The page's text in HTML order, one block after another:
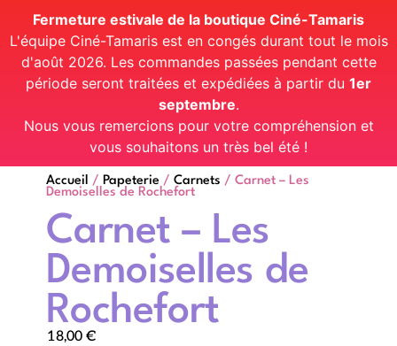
Fermeture estivale de la boutique Ciné-Tamaris
L'équipe Ciné-Tamaris est en congés durant tout le mois
d'août 2026. Les commandes passées pendant cette
période seront traitées et expédiées à partir du 1er
septembre.
Nous vous remercions pour votre compréhension et
vous souhaitons un très bel été !
Accueil / Papeterie / Carnets / Carnet – Les
Demoiselles de Rochefort
Carnet – Les
Demoiselles de
Rochefort
18,00 €